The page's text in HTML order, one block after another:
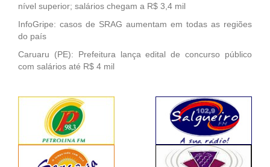
nível superior; salários chegam a R$ 3,4 mil
InfoGripe: casos de SRAG aumentam em todas as regiões
do país
Caruaru (PE): Prefeitura lança edital de concurso público
com salários até R$ 4 mil